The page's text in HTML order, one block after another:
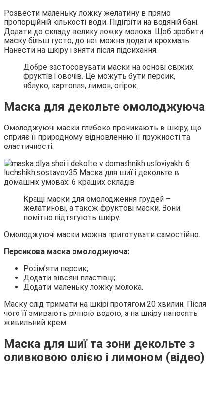
Розвести маленьку ложку желатину в прямо
пропорційній кількості води. Підігріти на водяній бані.
Додати до складу велику ложку молока. Щоб зробити
маску більш густо, до неї можна додати крохмаль.
Нанести на шкіру і зняти після підсихання.
Добре застосовувати маски на основі свіжих
фруктів і овочів. Це можуть бути персик,
яблуко, картопля, лимон, огірок.
Маска для декольте омолоджуюча
Омолоджуючі маски глибоко проникають в шкіру, що
сприяє її природному відновленню її пружності та
еластичності.
Кращі маски для омолодження грудей –
желатинові, а також фруктові маски. Вони
помітно підтягують шкіру.
Омолоджуючі маски можна приготувати самостійно.
Персикова маска омолоджуюча:
Розім’яти персик;
Додати вівсяні пластівці;
Додати маленьку ложку молока.
Маску слід тримати на шкірі протягом 20 хвилин. Після
чого її змивають річною водою, а на шкіру наносять
живильний крем.
Маска для шиї та зони декольте з
оливковою олією і лимоном (відео)